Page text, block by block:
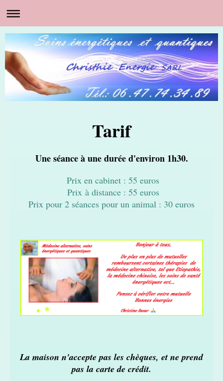
Tarif
Une séance à une durée d'environ 1h30.
Prix en cabinet : 55 euros
Prixà distance : 55 euros
Prix pour 2 séances pour un animal : 30 euros
La maison n'accepte pas les chèques, et ne prend
pas la carte de crédit.